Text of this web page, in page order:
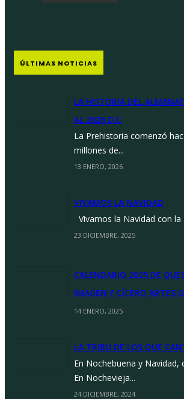
ÚLTIMAS NOTICIAS
LA HISTORIA DEL
AL 2026 D.C
La Prehistoria comenzó
millones de...
13 ENERO, 2026
VIVAMOS LA NAVIDAD
Vivamos la Navidad con la
23 DICIEMBRE, 2025
CALENDARIO 2025 DE
IMAGEN Y CÍCERO ARTES
14 ENERO, 2025
LA TRIBU DE LOS QUE
En Nochebuena y
En Nochevieja...
24 DICIEMBRE, 2024